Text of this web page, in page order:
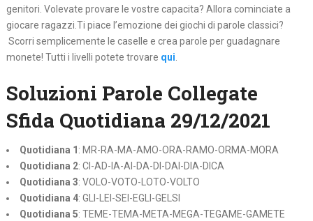
genitori. Volevate provare le vostre capacita? Allora cominciate a
giocare ragazzi.Ti piace l’emozione dei giochi di parole classici?
Scorri semplicemente le caselle e crea parole per guadagnare
monete! Tutti i livelli potete trovare qui.
Soluzioni Parole Collegate
Sfida Quotidiana 29/12/2021
Quotidiana 1 : MR-RA-MA-AMO-ORA-RAMO-ORMA-MORA
Quotidiana 2: CI-AD-IA-AI-DA-DI-DAI-DIA-DICA
Quotidiana 3: VOLO-VOTO-LOTO-VOLTO
Quotidiana 4: GLI-LEI-SEI-EGLI-GELSI
Quotidiana 5: TEME-TEMA-META-MEGA-TEGAME-GAMETE